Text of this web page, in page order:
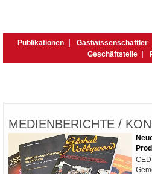
Publikationen Gastwissenschaftler
Geschäftstelle
MEDIENBERICHTE /